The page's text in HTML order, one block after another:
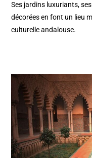
Ses jardins luxuriants,
décorées en font un lieu
culturelle andalouse.